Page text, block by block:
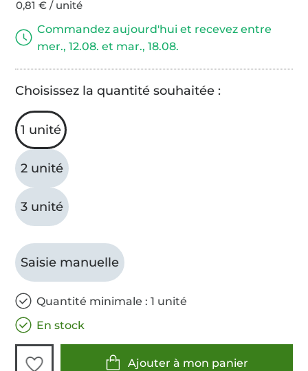
0,81 € / unité
Commandez aujourd'hui et recevez entre
mer., 12.08. et mar., 18.08.
Choisissez la quantité souhaitée :
1 unité
2 unité
3 unité
Saisie manuelle
Quantité minimale : 1 unité
En stock
Ajouter à mon panier